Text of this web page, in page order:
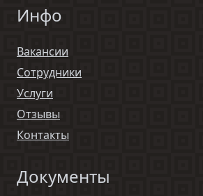
Инфо
Вакансии
Сотрудники
Услуги
Отзывы
Контакты
Документы